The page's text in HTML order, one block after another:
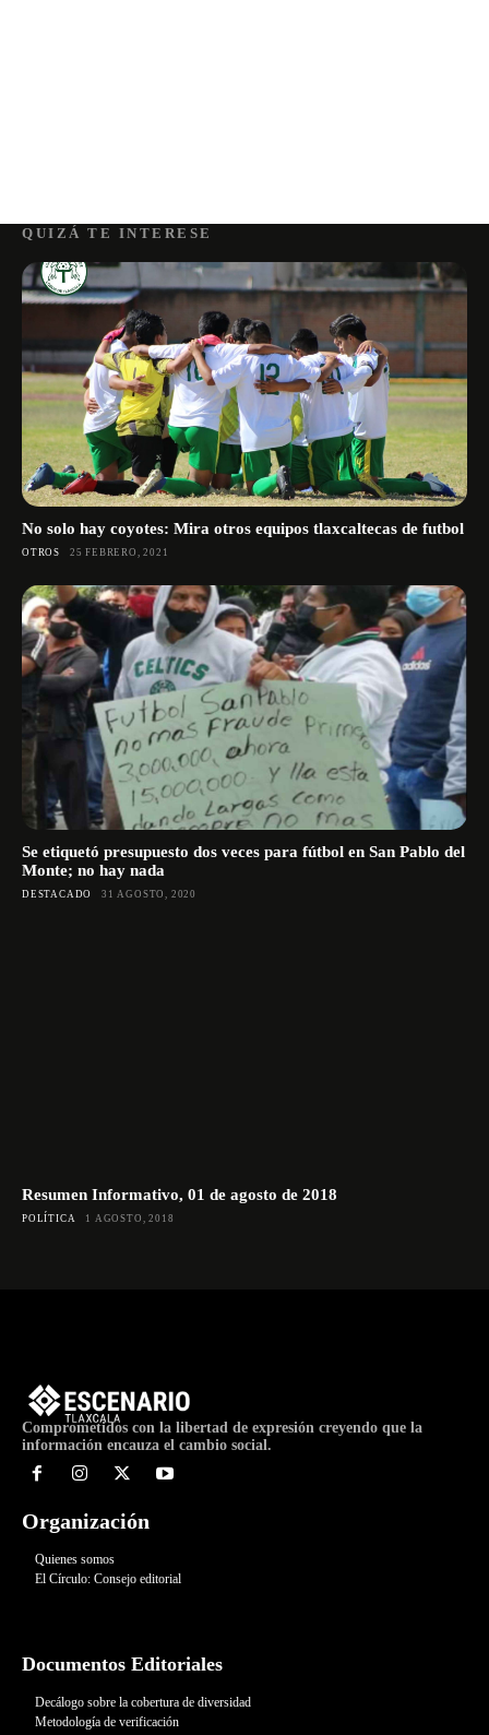
QUIZÁ TE INTERESE
No solo hay coyotes: Mira otros equipos tlaxcaltecas de futbol
OTROS 25 FEBRERO, 2021
Se etiquetó presupuesto dos veces para fútbol en San Pablo del
Monte; no hay nada
DESTACADO 31 AGOSTO, 2020
Resumen Informativo, 01 de agosto de 2018
POLÍTICA 1 AGOSTO, 2018
Comprometidos con la libertad de expresión creyendo que la
información encauza el cambio social.
Organización
Quienes somos
El Círculo: Consejo editorial
Documentos Editoriales
Decálogo sobre la cobertura de diversidad
Metodología de verificación